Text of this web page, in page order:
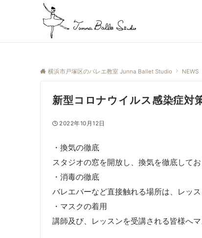
横浜市戸塚区のバレエ教室 Junna Ballet Studio NEWS
新型コロナウイルス感染症対
2022年10月12日
・換気の徹底
スタジオの窓を開放し、換気を徹底してお
・消毒の徹底
バレエバーなど直接触れる場所は、レッ
・マスクの着用
講師及び、レッスンを受講される皆様へ